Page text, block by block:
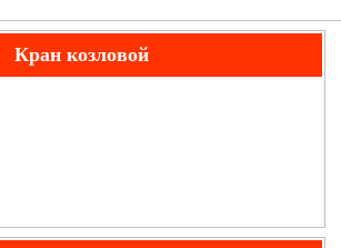
Кран козловой